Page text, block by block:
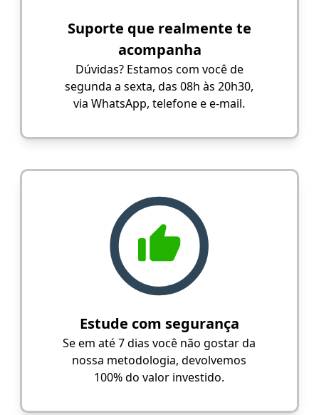
Suporte que realmente te
acompanha
Dúvidas? Estamos com você de
segunda a sexta, das 08h às 20h30,
via WhatsApp, telefone e e-mail.
Estude com segurança
Se em até 7 dias você não gostar da
nossa metodologia, devolvemos
100% do valor investido.